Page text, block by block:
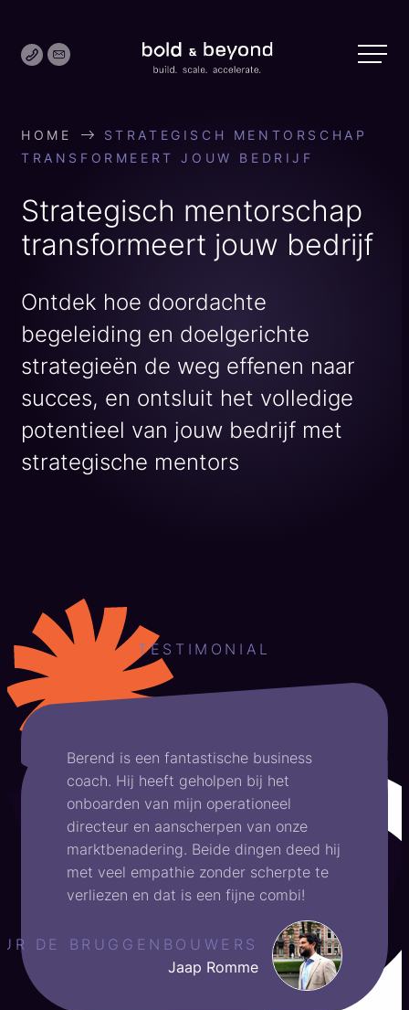
to
content
&
Beyond
HOME
STRATEGISCH MENTORSCHAP
TRANSFORMEERT JOUW BEDRIJF
Strategisch mentorschap
transformeert jouw bedrijf
Ontdek hoe doordachte
begeleiding en doelgerichte
strategieën de weg effenen naar
succes, en ontsluit het volledige
potentieel van jouw bedrijf met
strategische mentors
TESTIMONIAL
Berend is een fantastische business
coach. Hij heeft geholpen bij het
onboarden van mijn operationeel
directeur en aanscherpen van onze
marktbenadering. Beide dingen deed hij
met veel empathie zonder scherpte te
verliezen en dat is een fijne combi!
DE BRUGGENBOUWERS
Jaap Romme